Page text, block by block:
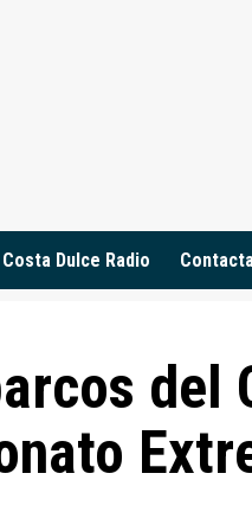
Dulce Radio
del